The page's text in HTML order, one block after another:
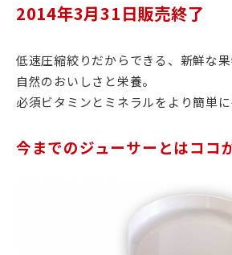
2014年3月31日販売終了
低速圧縮絞りだからできる、新鮮な
自然のおいしさと栄養。
必須ビタミンとミネラルをより簡単に
今までのジューサーとはココ